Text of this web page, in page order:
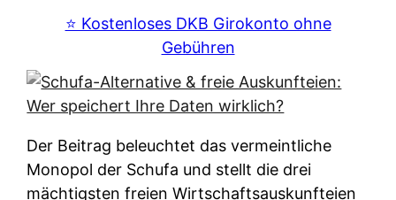
⭐️ Kostenloses DKB Girokonto ohne
Gebühren
Der Beitrag beleuchtet das vermeintliche
Monopol der Schufa und stellt die drei
mächtigsten freien Wirtschaftsauskunfteien